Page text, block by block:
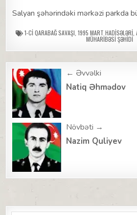
Salyan şəhərindəki mərkəzi parkda
1-CI QARABAĞ SAVAŞI 1995 MART HADISƏLƏRI
MÜHARIBƏSI ŞƏHIDI
Post
navigation
← Əvvəlki
Natiq Əhmədov
Növbəti →
Nazim Quliyev